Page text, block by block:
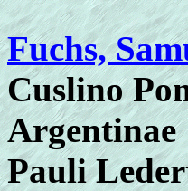
Fuchs,
Cuslino
Argentinae
Pauli